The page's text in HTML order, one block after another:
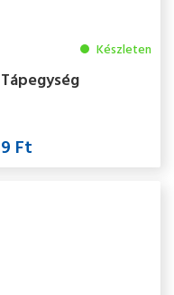
Készleten
Ft